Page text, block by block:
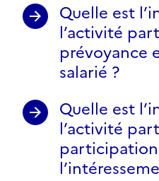
Quelle est
l’activité
prévoyance
salarié ?
Quelle est
l’activité